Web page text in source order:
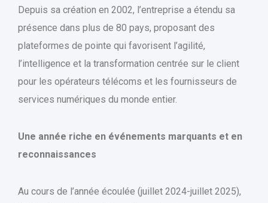
Depuis sa création en 2002, l’entreprise a étendu sa
présence dans plus de 80 pays, proposant des
plateformes de pointe qui favorisent l’agilité,
l’intelligence et la transformation centrée sur le client
pour les opérateurs télécoms et les fournisseurs de
services numériques du monde entier.
Une année riche en événements marquants et en
reconnaissances
Au cours de l’année écoulée (juillet 2024-juillet 2025),